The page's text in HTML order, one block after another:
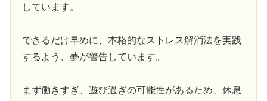
しています。
できるだけ早めに、本格的なストレス解消法を実践
するよう、夢が警告しています。
まず働きすぎ、遊び過ぎの可能性があるため、休息